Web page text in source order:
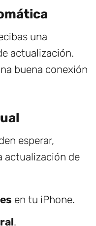
una
actualización.
buena conexión
esperar,
actualización de
en tu iPhone.
.